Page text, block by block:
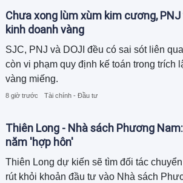
Chưa xong lùm xùm kim cương,
kinh doanh vàng
SJC, PNJ và DOJI đều có sai sót liên
còn vi phạm quy định kế toán trong trích
vàng miếng.
8 giờ trước Tài chính - Đầu tư
Thiên Long - Nhà sách Phương
năm 'hợp hôn'
Thiên Long dự kiến sẽ tìm đối tác
rút khỏi khoản đầu tư vào Nhà sách